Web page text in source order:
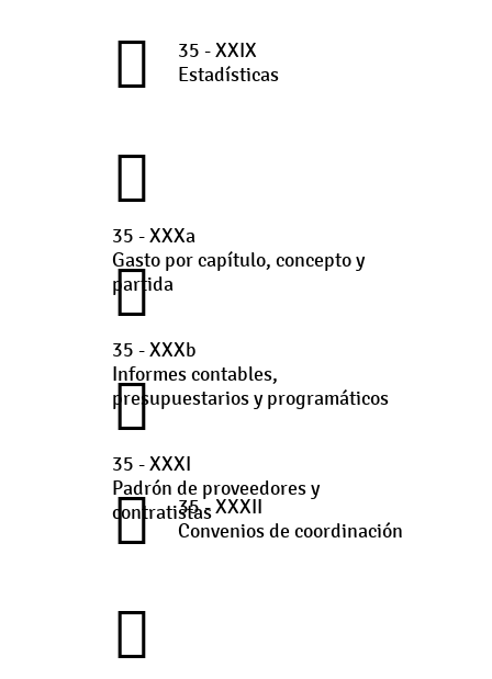
35 - XXIX
Estadísticas
35 - XXXa
Gasto por capítulo, concepto y
partida
35 - XXXb
Informes contables,
presupuestarios y programáticos
35 - XXXI
Padrón de proveedores y
contratistas35 - XXXII
Convenios de coordinación